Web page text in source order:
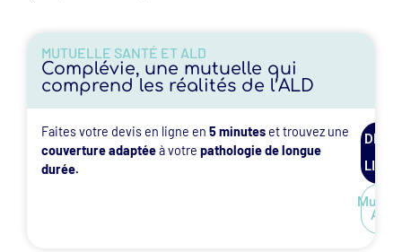
MUTUELLE SANTÉ ET ALD
Complévie, une mutuelle qui
comprend les réalités de l’ALD
Faites votre devis en ligne en 5 minuteset trouvez une
couverture adaptéeà votre pathologie de longue
durée.
DEVIS
LIGNE
ALD